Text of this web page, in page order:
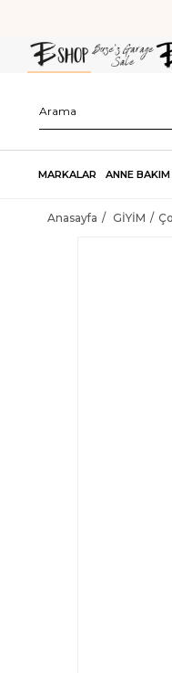
MARKALAR ANNE BAKIM
Anasayfa GİYİM